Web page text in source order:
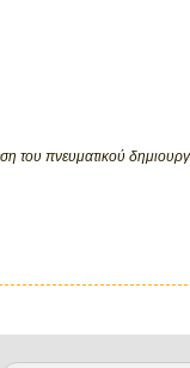
του πνευματικού